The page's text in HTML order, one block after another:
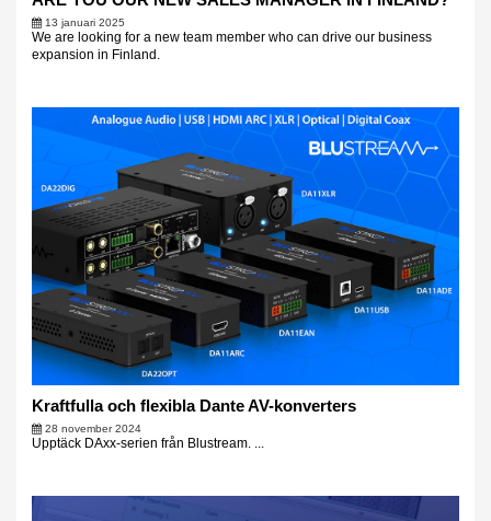
13 januari 2025
We are looking for a new team member who can drive our business
expansion in Finland.
Kraftfulla och flexibla Dante AV-konverters
28 november 2024
Upptäck DAxx-serien från Blustream. ...